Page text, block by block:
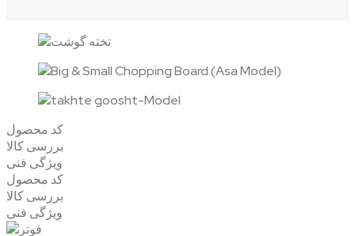
کد محصول
بررسی کالا
ویژگی فنی
کد محصول
بررسی کالا
ویژگی فنی